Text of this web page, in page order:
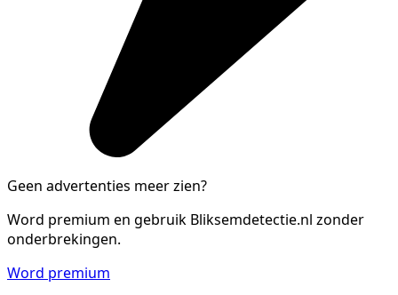
Geen advertenties meer zien?
Word premium en gebruik Bliksemdetectie.nl zonder
onderbrekingen.
Word premium